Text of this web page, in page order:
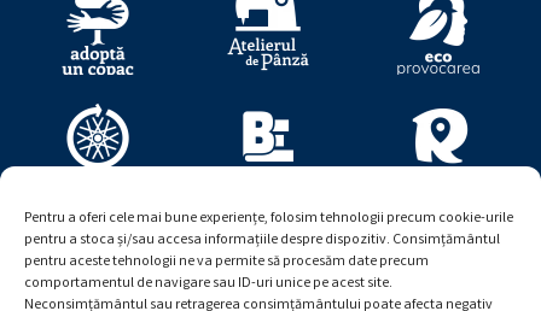
Pentru a oferi cele mai bune experiențe, folosim tehnologii precum cookie-urile
pentru a stoca și/sau accesa informațiile despre dispozitiv. Consimțământul
pentru aceste tehnologii ne va permite să procesăm date precum
comportamentul de navigare sau ID-uri unice pe acest site.
Neconsimțământul sau retragerea consimțământului poate afecta negativ